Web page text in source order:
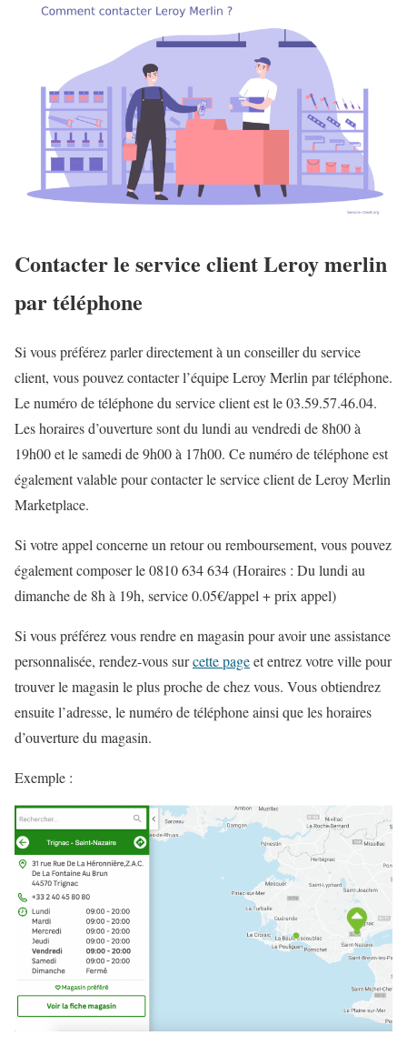
Contacter le service client Leroy merlin
par téléphone
Si vous préférez parler directement à un conseiller du service
client, vous pouvez contacter l’équipe Leroy Merlin par téléphone.
Le numéro de téléphone du service client est le 03.59.57.46.04.
Les horaires d’ouverture sont du lundi au vendredi de 8h00 à
19h00 et le samedi de 9h00 à 17h00. Ce numéro de téléphone est
également valable pour contacter le service client de Leroy Merlin
Marketplace.
Si votre appel concerne un retour ou remboursement, vous pouvez
également composer le 0810 634 634 (Horaires : Du lundi au
dimanche de 8h à 19h, service 0.05€/appel + prix appel)
Si vous préférez vous rendre en magasin pour avoir une assistance
personnalisée, rendez-vous surcette pageet entrez votre ville pour
trouver le magasin le plus proche de chez vous. Vous obtiendrez
ensuite l’adresse, le numéro de téléphone ainsi que les horaires
d’ouverture du magasin.
Exemple :